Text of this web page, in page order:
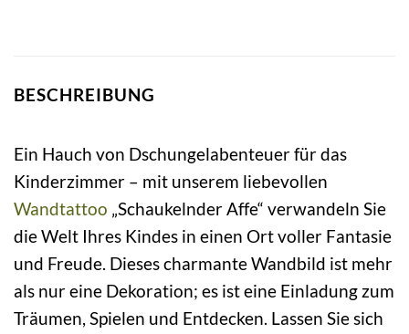
BESCHREIBUNG
Ein Hauch von Dschungelabenteuer für das
Kinderzimmer – mit unserem liebevollen
Wandtattoo „Schaukelnder Affe“ verwandeln Sie
die Welt Ihres Kindes in einen Ort voller Fantasie
und Freude. Dieses charmante Wandbild ist mehr
als nur eine Dekoration; es ist eine Einladung zum
Träumen, Spielen und Entdecken. Lassen Sie sich